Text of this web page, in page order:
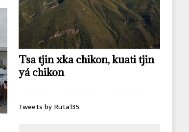
Tsa tjin xka chikon, kuati tjin
yá chikon
Tweets by Ruta135